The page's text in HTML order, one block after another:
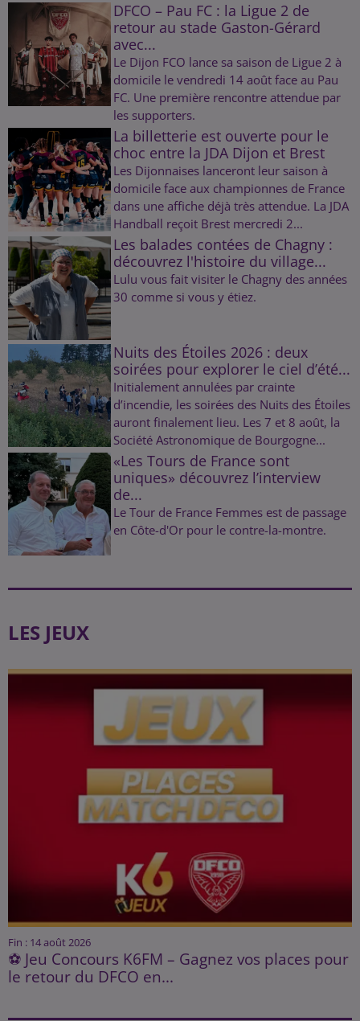
DFCO – Pau FC : la Ligue 2 de
retour au stade Gaston-Gérard
avec...
Le Dijon FCO lance sa saison de Ligue 2 à
domicile le vendredi 14 août face au Pau
FC. Une première rencontre attendue par
les supporters.
La billetterie est ouverte pour le
choc entre la JDA Dijon et Brest
Les Dijonnaises lanceront leur saison à
domicile face aux championnes de France
dans une affiche déjà très attendue. La JDA
Handball reçoit Brest mercredi 2...
Les balades contées de Chagny :
découvrez l'histoire du village...
Lulu vous fait visiter le Chagny des années
30 comme si vous y étiez.
Nuits des Étoiles 2026 : deux
soirées pour explorer le ciel d’été...
Initialement annulées par crainte
d’incendie, les soirées des Nuits des Étoiles
auront finalement lieu. Les 7 et 8 août, la
Société Astronomique de Bourgogne...
«Les Tours de France sont
uniques» découvrez l’interview
de...
Le Tour de France Femmes est de passage
en Côte-d'Or pour le contre-la-montre.
LES JEUX
Fin : 14 août 2026
⚽ Jeu Concours K6FM – Gagnez vos places pour
le retour du DFCO en...